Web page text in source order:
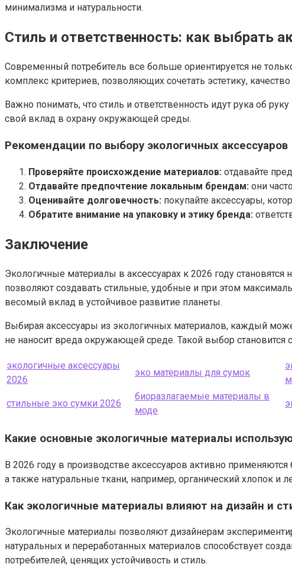
минимализма и натуральности.
Стиль и ответственность: как выбрать
Современный потребитель все больше ориентируется не
комплекс критериев, позволяющих сочетать эстетику, качество
Важно понимать, что стиль и ответственность идут рука об
свой вклад в охрану окружающей среды.
Рекомендации по выбору экологичных аксессуаров
Проверяйте происхождение материалов: отдавайте
Отдавайте предпочтение локальным брендам: они
Оценивайте долговечность: покупайте аксессуары,
Обратите внимание на упаковку и этику бренда:
Заключение
Экологичные материалы в аксессуарах к 2026 году
позволяют создавать стильные, удобные и при этом
весомый вклад в устойчивое развитие планеты.
Выбирая аксессуары из экологичных материалов, каждый
не наносит вреда окружающей среде. Такой выбор
экологичные аксессуары
2026
эко материалы для сумок
стильные эко сумки 2026
биоразлагаемые материалы в
моде
Какие основные экологичные материалы
В 2026 году в производстве аксессуаров активно
а также натуральные ткани, например, органический хлопок и
Как экологичные материалы влияют на дизайн и
Экологичные материалы позволяют дизайнерам
натуральных и переработанных материалов способствует
потребителей, ценящих устойчивость и стиль.